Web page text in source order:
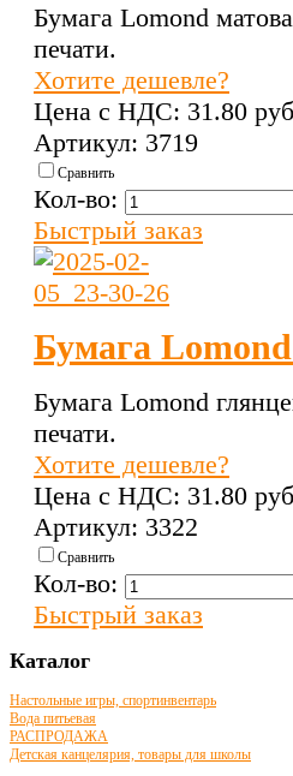
Бумага Lomond
печати.
Хотите дешевле?
Цена с НДС: 31.80
Артикул: 3719
Сравнить
Кол-во:
Быстрый заказ
Бумага
Бумага Lomond
печати.
Хотите дешевле?
Цена с НДС: 31.80
Артикул: 3322
Сравнить
Кол-во:
Быстрый заказ
Каталог
Настольные игры, спортинвентарь
Вода питьевая
РАСПРОДАЖА
Детская канцелярия, товары для школы